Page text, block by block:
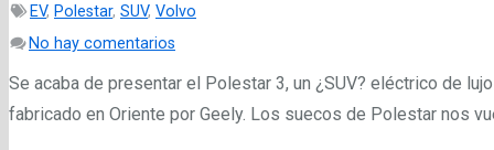
EV, Polestar, SUV, Volvo
No hay comentarios
Se acaba de presentar el Polestar 3, un ¿SUV? eléctrico de
fabricado en Oriente por Geely. Los suecos de Polestar nos